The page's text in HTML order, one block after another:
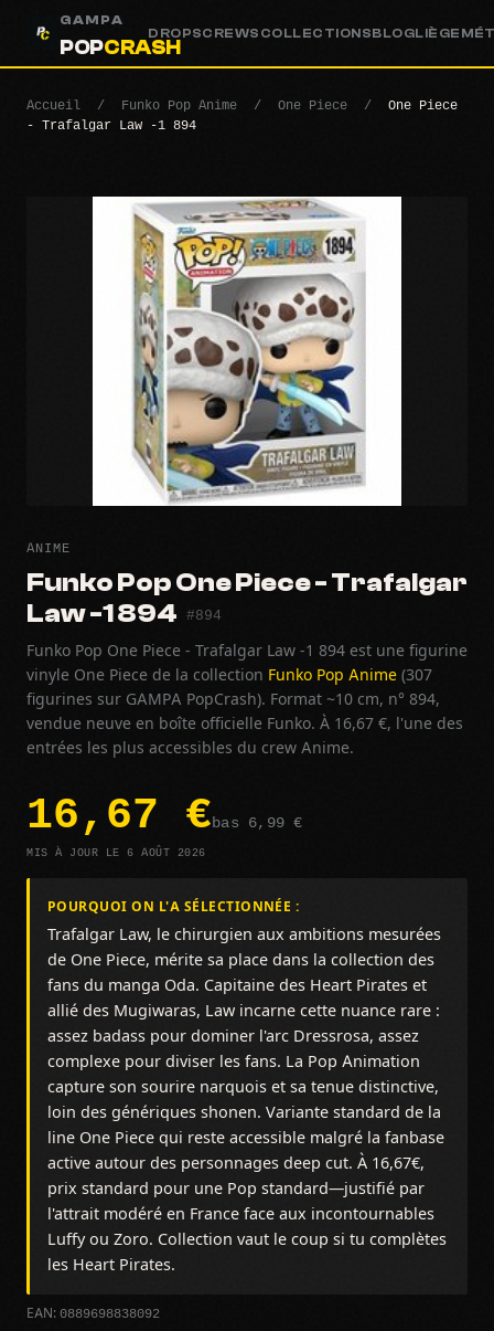
GAMPA
POPCRASH
DROPSCREWS COLLECTIONSBLOGLIÈGE
Accueil / Funko Pop Anime / One Piece /
One Piece
- Trafalgar Law -1 894
ANIME
Funko Pop One Piece - Trafalgar
Law -1 894 #894
Funko Pop One Piece - Trafalgar Law -1 894 est une figurine
vinyle One Piece de la collection Funko Pop Anime (307
figurines sur GAMPA PopCrash). Format ~10 cm, n° 894,
vendue neuve en boîte officielle Funko. À 16,67 €, l'une des
entrées les plus accessibles du crew Anime.
16,67 €bas 6,99 €
MIS À JOUR LE 6 AOÛT 2026
POURQUOI ON L'A SÉLECTIONNÉE :
Trafalgar Law, le chirurgien aux ambitions mesurées
de One Piece, mérite sa place dans la collection des
fans du manga Oda. Capitaine des Heart Pirates et
allié des Mugiwaras, Law incarne cette nuance rare :
assez badass pour dominer l'arc Dressrosa, assez
complexe pour diviser les fans. La Pop Animation
capture son sourire narquois et sa tenue distinctive,
loin des génériques shonen. Variante standard de la
line One Piece qui reste accessible malgré la fanbase
active autour des personnages deep cut. À 16,67€,
prix standard pour une Pop standard—justifié par
l'attrait modéré en France face aux incontournables
Luffy ou Zoro. Collection vaut le coup si tu complètes
les Heart Pirates.
EAN: 0889698838092